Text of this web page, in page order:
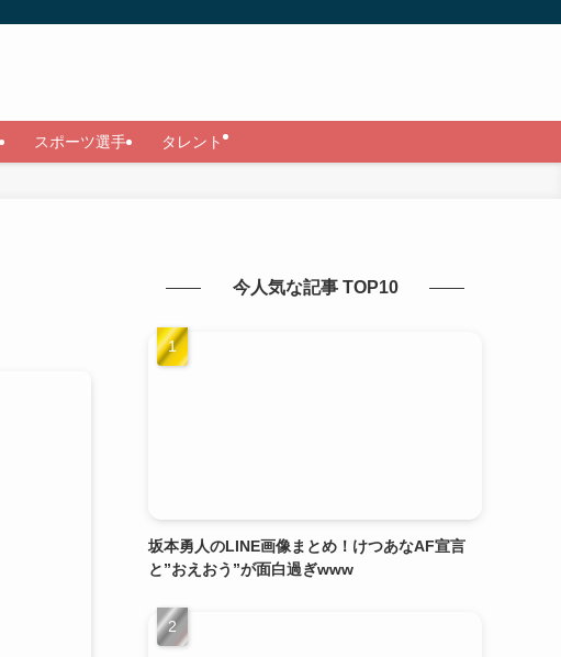
スポーツ選手 タレント
今人気な記事 TOP10
坂本勇人のLINE画像まとめ！けつあなAF宣言
と”おえおう”が面白過ぎwww